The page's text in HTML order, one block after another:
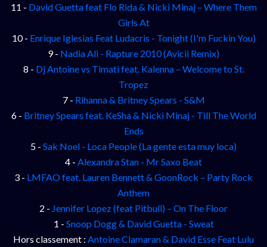
11 - David Guetta feat Flo Rida & Nicki Minaj – Where Them
Girls At
10 - Enrique Iglesias Feat Ludacris - Tonight (I'm Fuckin You)
9 - Nadia Ali - Rapture 2010 (Avicii Remix)
8 - Dj Antoine vs Timati feat. Kalenna – Welcome to St.
Tropez
7 - Rihanna & Britney Spears - S&M
6 - Britney Spears feat. KeSha & Nicki Minaj - Till The World
Ends
5 - Sak Noel - Loca People (La gente esta muy loca)
4 - Alexandra Stan - Mr Saxo Beat
3 - LMFAO feat. Lauren Bennett & GoonRock – Party Rock
Anthem
2 - Jennifer Lopez (feat Pitbull) – On The Floor
1 - Snoop Dogg & David Guetta - Sweat
Hors classement : Antoine Clamaran & David Esse Feat Lulu